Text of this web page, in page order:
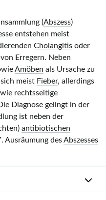
(Abszess)
entstehen meist
Cholangitis oder
Erregern. Neben
Amöben als Ursache zu
meist Fieber, allerdings
rechtsseitige
Diagnose gelingt in der
ist neben der
antibiotischen
Ausräumung desAbszesses